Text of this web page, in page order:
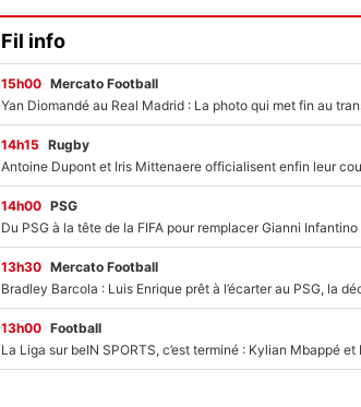
Fil info
15h00 Mercato Football
14h15 Rugby
14h00 PSG
13h30 Mercato Football
13h00 Football